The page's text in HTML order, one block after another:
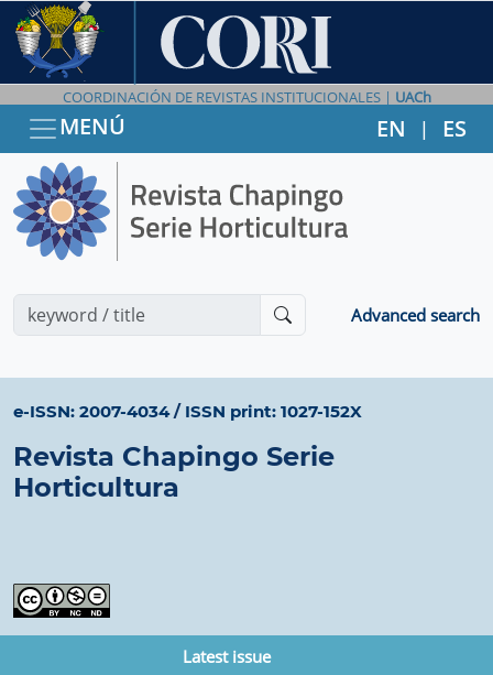
COORDINACIÓN DE REVISTAS INSTITUCIONALES | UACh
MENÚ EN | ES
Advanced search
e-ISSN: 2007-4034/ ISSN print: 1027-152X
Revista Chapingo Serie
Horticultura
Latest issue